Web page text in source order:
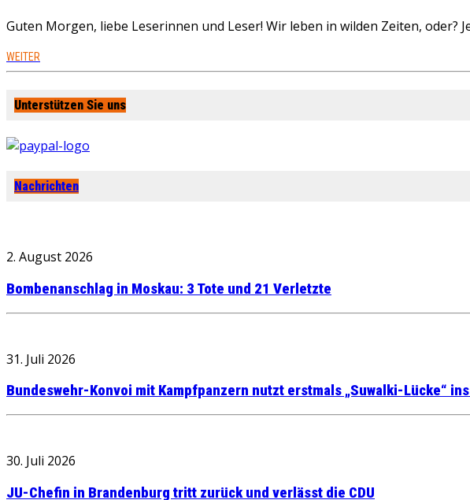
Guten Morgen, liebe Leserinnen und Leser! Wir leben in wilden Zeiten,
WEITER
Unterstützen Sie uns
Nachrichten
2. August 2026
Bombenanschlag in Moskau: 3 Tote und 21 Verletzte
31. Juli 2026
Bundeswehr-Konvoi mit Kampfpanzern nutzt erstmals „Suwalki-Lücke“
30. Juli 2026
JU-Chefin in Brandenburg tritt zurück und verlässt die CDU